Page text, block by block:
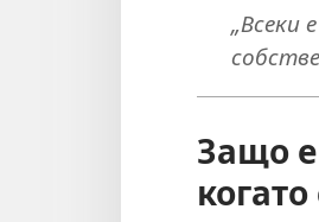
„Всеки
Защо